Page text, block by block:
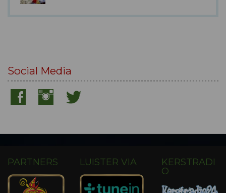
Social Media
PARTNERS LUISTER VIA
KERSTRADI
O